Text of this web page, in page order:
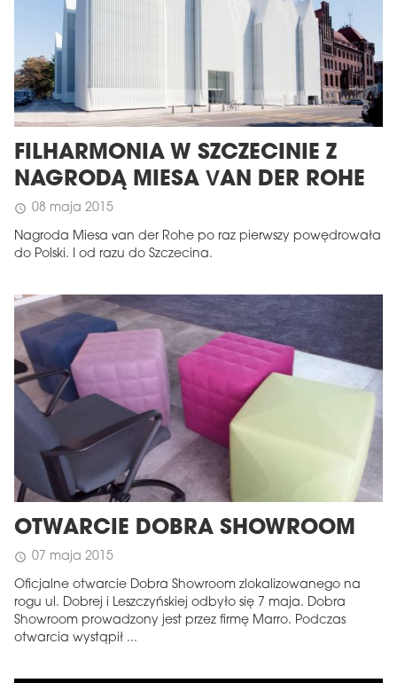
FILHARMONIA W SZCZECINIE Z
NAGRODĄ MIESA VAN DER ROHE
schedule 08 maja 2015
Nagroda Miesa van der Rohe po raz pierwszy powędrowała
do Polski. I od razu do Szczecina.
OTWARCIE DOBRA SHOWROOM
schedule 07 maja 2015
Oficjalne otwarcie Dobra Showroom zlokalizowanego na
rogu ul. Dobrej i Leszczyńskiej odbyło się 7 maja. Dobra
Showroom prowadzony jest przez firmę Marro. Podczas
otwarcia wystąpił ...
MAGAZYN
Wydanie 6 (308)
Więcej w tym wydaniu
arrow_forward
Zamów teraz!